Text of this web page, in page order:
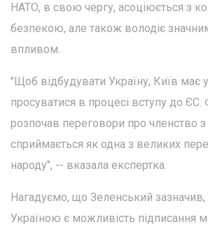
НАТО, в свою чергу, асоціюється з
безпекою, але також володіє
впливом.
"Щоб відбудувати Україну, Київ має
просуватися в процесі вступу до
розпочав переговори про членство
сприймається як одна з великих
народу", -- вказала експертка.
Нагадуємо, що Зеленський
Україною є можливість підписання